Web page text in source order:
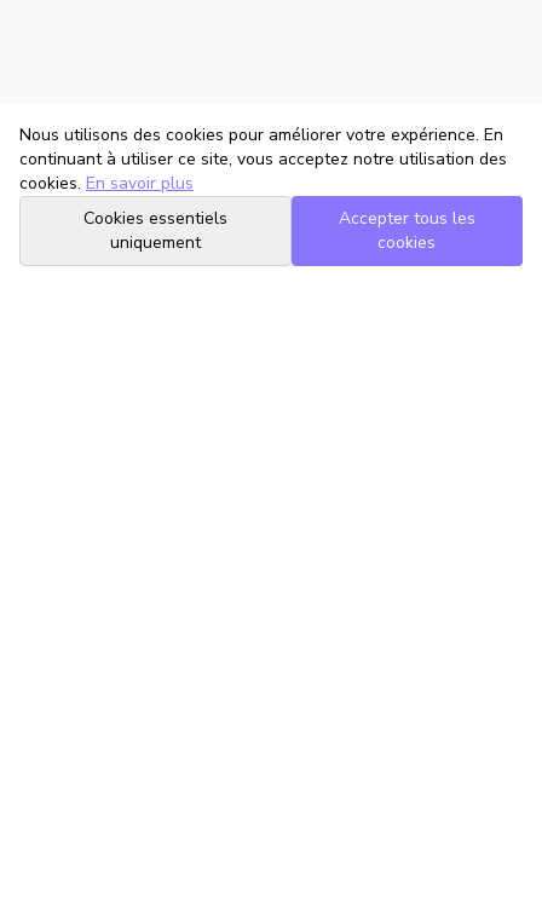
Nous utilisons des cookies pour améliorer votre expérience. En
continuant à utiliser ce site, vous acceptez notre utilisation des
cookies. En savoir plus
Cookies essentiels
uniquement
Accepter tous les
cookies